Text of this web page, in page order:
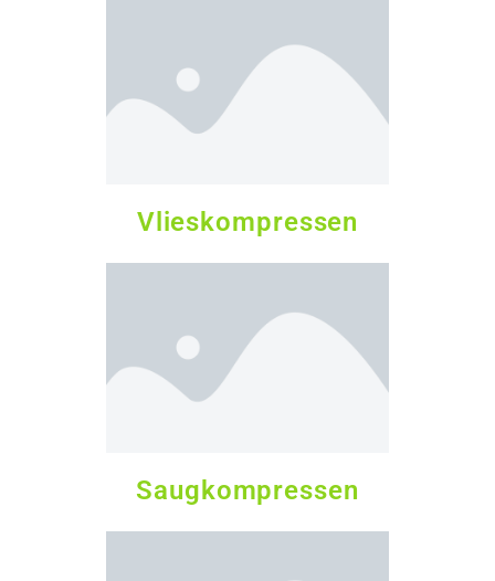
Vlieskompressen
Saugkompressen